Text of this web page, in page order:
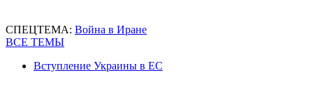
СПЕЦТЕМА: Война в Иране
ВСЕ ТЕМЫ
Вступление Украины в ЕС